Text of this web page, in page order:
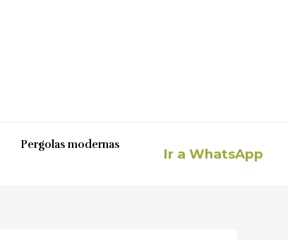
Pergolas modernas
Ir a WhatsApp